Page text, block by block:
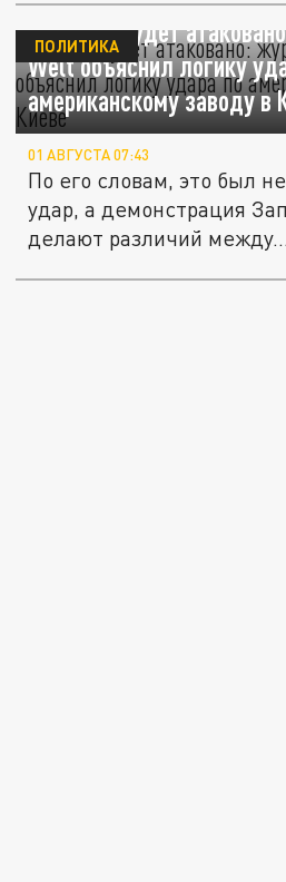
"Всё это будет
Welt объяснил логику
американскому заводу в
ПОЛИТИКА
01 АВГУСТА 07:43
По его словам, это был
удар, а демонстрация
делают различий между...